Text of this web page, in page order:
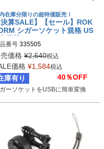
在庫分限りの超特価販売！
決算SALE】【セール】ROK
シガーソケット規格 US
番号 335505
価格 ¥2,640税込
価格 ¥1,584税込
庫有り 40％OFF
ーソケットをUSBに簡単変換